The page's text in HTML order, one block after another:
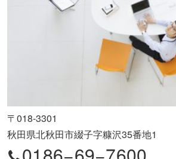
〒018-3301
秋田県北秋田市綴子字糠沢35番地1